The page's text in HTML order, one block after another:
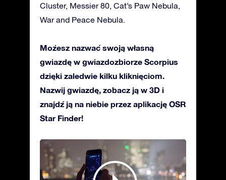
Cluster, Messier 80, Cat’s Paw Nebula,
War and Peace Nebula.
Możesz nazwać swoją własną
gwiazdę w gwiazdozbiorze Scorpius
dzięki zaledwie kilku kliknięciom.
Nazwij gwiazdę, zobacz ją w 3D i
znajdź ją na niebie przez aplikację OSR
Star Finder!